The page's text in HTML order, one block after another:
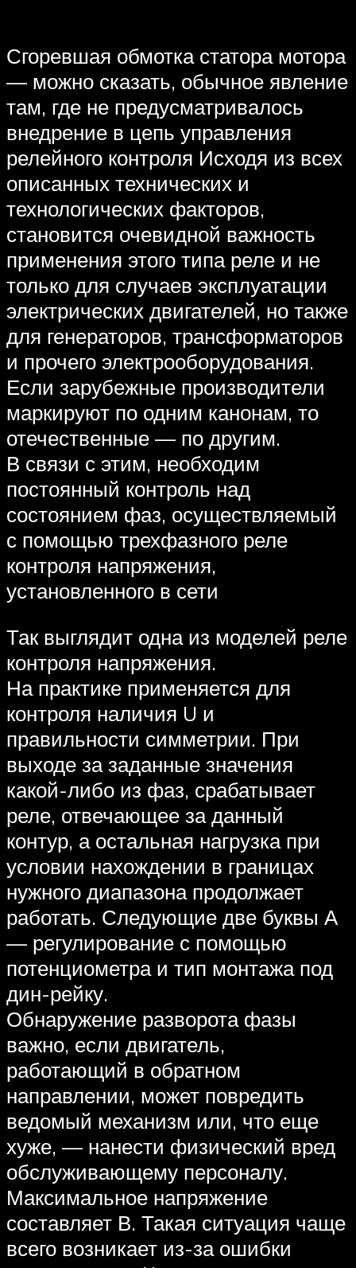
Сгоревшая обмотка статора мотора
— можно сказать, обычное явление
там, где не предусматривалось
внедрение в цепь управления
релейного контроля Исходя из всех
описанных технических и
технологических факторов,
становится очевидной важность
применения этого типа реле и не
только для случаев эксплуатации
электрических двигателей, но также
для генераторов, трансформаторов
и прочего электрооборудования.
Если зарубежные производители
маркируют по одним канонам, то
отечественные — по другим.
В связи с этим, необходим
постоянный контроль над
состоянием фаз, осуществляемый
с помощью трехфазного реле
контроля напряжения,
установленного в сети
Так выглядит одна из моделей реле
контроля напряжения.
На практике применяется для
контроля наличия U и
правильности симметрии. При
выходе за заданные значения
какой-либо из фаз, срабатывает
реле, отвечающее за данный
контур, а остальная нагрузка при
условии нахождении в границах
нужного диапазона продолжает
работать. Следующие две буквы А
— регулирование с помощью
потенциометра и тип монтажа под
дин-рейку.
Обнаружение разворота фазы
важно, если двигатель,
работающий в обратном
направлении, может повредить
ведомый механизм или, что еще
хуже, — нанести физический вред
обслуживающему персоналу.
Максимальное напряжение
составляет В. Такая ситуация чаще
всего возникает из-за ошибки